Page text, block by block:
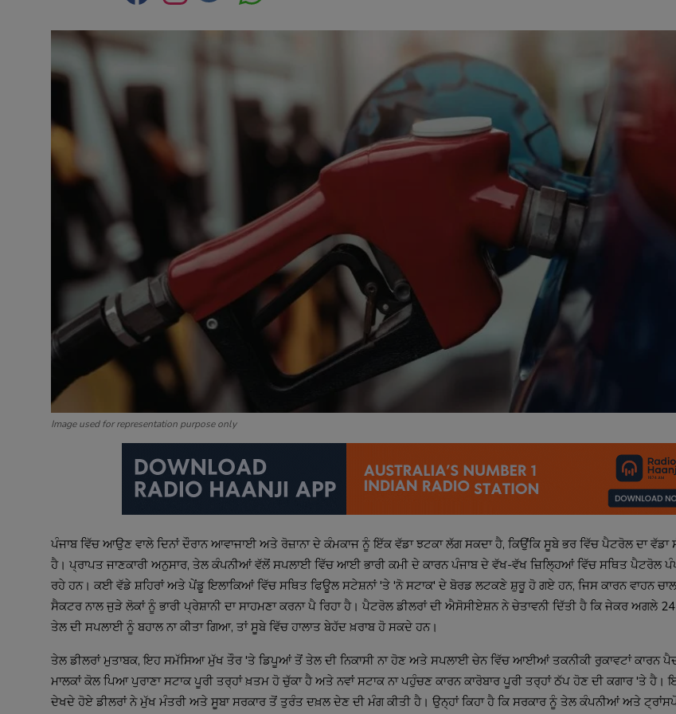
Image used for representation purpose only
ਪੰਜਾਬ ਵਿੱਚ ਆਉਣ ਵਾਲੇ ਦਿਨਾਂ ਦੌਰਾਨ ਆਵਾਜਾਈ ਅਤੇ ਰੋਜ਼ਾਨਾ ਦੇ ਕੰਮਕਾਜ ਨੂੰ ਇੱਕ ਵੱਡਾ ਝਟਕਾ ਲੱਗ ਸਕਦਾ ਹੈ, ਕਿਉਂਕਿ ਸੂਬੇ ਭਰ ਵਿੱਚ ਪੈਟਰੋਲ ਦਾ
ਹੈ। ਪ੍ਰਾਪਤ ਜਾਣਕਾਰੀ ਅਨੁਸਾਰ, ਤੇਲ ਕੰਪਨੀਆਂ ਵੱਲੋਂ ਸਪਲਾਈ ਵਿੱਚ ਆਈ ਭਾਰੀ ਕਮੀ ਦੇ ਕਾਰਨ ਪੰਜਾਬ ਦੇ ਵੱਖ-ਵੱਖ ਜ਼ਿਲ੍ਹਿਆਂ ਵਿੱਚ ਸਥਿਤ ਪੈਟਰੋਲ
ਰਹੇ ਹਨ। ਕਈ ਵੱਡੇ ਸ਼ਹਿਰਾਂ ਅਤੇ ਪੇਂਡੂ ਇਲਾਕਿਆਂ ਵਿੱਚ ਸਥਿਤ ਫਿਊਲ ਸਟੇਸ਼ਨਾਂ 'ਤੇ 'ਨੋ ਸਟਾਕ' ਦੇ ਬੋਰਡ ਲਟਕਣੇ ਸ਼ੁਰੂ ਹੋ ਗਏ ਹਨ, ਜਿਸ ਕਾਰਨ ਵਾਹਨ
ਸੈਕਟਰ ਨਾਲ ਜੁੜੇ ਲੋਕਾਂ ਨੂੰ ਭਾਰੀ ਪ੍ਰੇਸ਼ਾਨੀ ਦਾ ਸਾਹਮਣਾ ਕਰਨਾ ਪੈ ਰਿਹਾ ਹੈ। ਪੈਟਰੋਲ ਡੀਲਰਾਂ ਦੀ ਐਸੋਸੀਏਸ਼ਨ ਨੇ ਚੇਤਾਵਨੀ ਦਿੱਤੀ ਹੈ ਕਿ ਜੇਕਰ ਅਗਲੇ
ਤੇਲ ਦੀ ਸਪਲਾਈ ਨੂੰ ਬਹਾਲ ਨਾ ਕੀਤਾ ਗਿਆ, ਤਾਂ ਸੂਬੇ ਵਿੱਚ ਹਾਲਾਤ ਬੇਹੱਦ ਖ਼ਰਾਬ ਹੋ ਸਕਦੇ ਹਨ।
ਤੇਲ ਡੀਲਰਾਂ ਮੁਤਾਬਕ, ਇਹ ਸਮੱਸਿਆ ਮੁੱਖ ਤੌਰ 'ਤੇ ਡਿਪੂਆਂ ਤੋਂ ਤੇਲ ਦੀ ਨਿਕਾਸੀ ਨਾ ਹੋਣ ਅਤੇ ਸਪਲਾਈ ਚੇਨ ਵਿੱਚ ਆਈਆਂ ਤਕਨੀਕੀ ਰੁਕਾਵਟਾਂ ਕਾਰਨ
ਮਾਲਕਾਂ ਕੋਲ ਪਿਆ ਪੁਰਾਣਾ ਸਟਾਕ ਪੂਰੀ ਤਰ੍ਹਾਂ ਖ਼ਤਮ ਹੋ ਚੁੱਕਾ ਹੈ ਅਤੇ ਨਵਾਂ ਸਟਾਕ ਨਾ ਪਹੁੰਚਣ ਕਾਰਨ ਕਾਰੋਬਾਰ ਪੂਰੀ ਤਰ੍ਹਾਂ ਠੱਪ ਹੋਣ ਦੀ ਕਗਾਰ 'ਤੇ ਹੈ।
ਦੇਖਦੇ ਹੋਏ ਡੀਲਰਾਂ ਨੇ ਮੁੱਖ ਮੰਤਰੀ ਅਤੇ ਸੂਬਾ ਸਰਕਾਰ ਤੋਂ ਤੁਰੰਤ ਦਖ਼ਲ ਦੇਣ ਦੀ ਮੰਗ ਕੀਤੀ ਹੈ। ਉਨ੍ਹਾਂ ਕਿਹਾ ਹੈ ਕਿ ਸਰਕਾਰ ਨੂੰ ਤੇਲ ਕੰਪਨੀਆਂ ਅਤੇ